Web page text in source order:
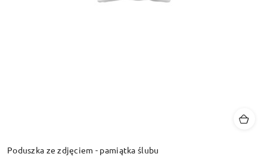
Poduszka ze zdjęciem - pamiątka ślubu